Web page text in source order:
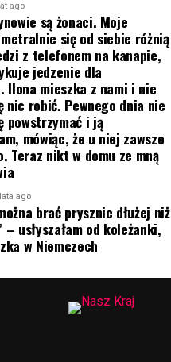
ago
są żonaci. Moje
się od siebie różnią
z telefonem na kanapie,
jedzenie dla
Ilona mieszka z nami i nie
nic robić. Pewnego dnia nie
powstrzymać i ją
mówiąc, że u niej zawsze
Teraz nikt w domu ze mną
ago
brać prysznic dłużej niż
usłyszałam od koleżanki,
w Niemczech